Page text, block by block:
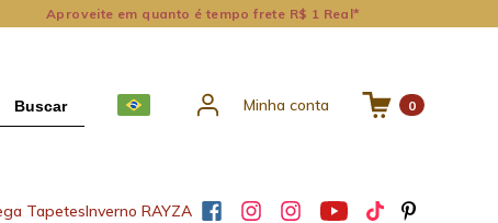
Aproveite em quanto é tempo frete R$ 1 Real*
Buscar Minha conta 0
TapetesInverno RAYZA